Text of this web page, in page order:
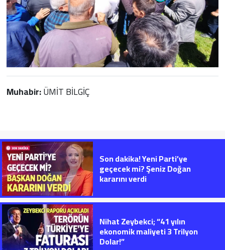
Muhabir:ÜMİT BİLGİÇ
Son dakika! Yeni Parti’ye
geçecek mi? Şeniz Doğan
kararını verdi
Nihat Zeybekci; “41 yılın
ekonomik maliyeti 3 Trilyon
Dolar!”